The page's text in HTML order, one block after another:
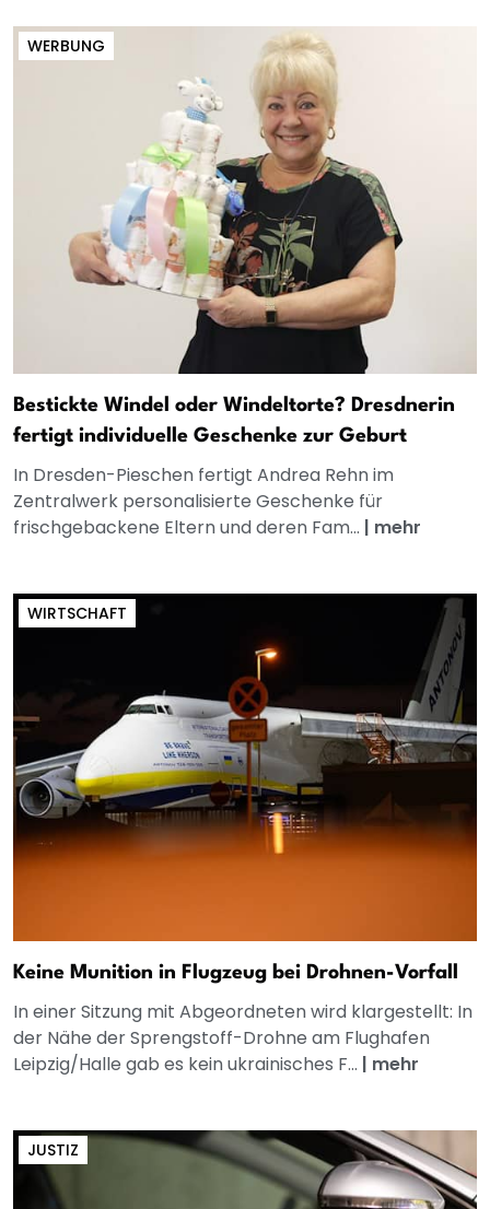
WERBUNG
Bestickte Windel oder Windeltorte? Dresdnerin
fertigt individuelle Geschenke zur Geburt
In Dresden-Pieschen fertigt Andrea Rehn im
Zentralwerk personalisierte Geschenke für
frischgebackene Eltern und deren Fam... | mehr
WIRTSCHAFT
Keine Munition in Flugzeug bei Drohnen-Vorfall
In einer Sitzung mit Abgeordneten wird klargestellt: In
der Nähe der Sprengstoff-Drohne am Flughafen
Leipzig/Halle gab es kein ukrainisches F... | mehr
JUSTIZ